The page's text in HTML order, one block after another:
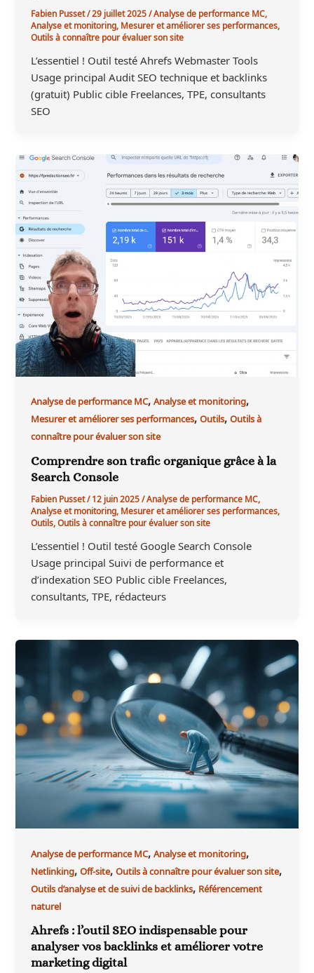
Fabien Pusset/29 juillet 2025/Analyse de performance MC,
Analyse et monitoring,Mesurer et améliorer ses performances,
Outils à connaître pour évaluer son site
L’essentiel ! Outil testé Ahrefs Webmaster Tools
Usage principal Audit SEO technique et backlinks
(gratuit) Public cible Freelances, TPE, consultants
SEO
Analyse de performance MC,Analyse et monitoring,
Mesurer et améliorer ses performances,Outils,Outils à
connaître pour évaluer son site
Comprendre son trafic organique grâce à la
Search Console
Fabien Pusset/12 juin 2025/Analyse de performance MC,
Analyse et monitoring,Mesurer et améliorer ses performances,
Outils,Outils à connaître pour évaluer son site
L’essentiel ! Outil testé Google Search Console
Usage principal Suivi de performance et
d’indexation SEO Public cible Freelances,
consultants, TPE, rédacteurs
Analyse de performance MC,Analyse et monitoring,
Netlinking,Off-site,Outils à connaître pour évaluer son site,
Outils d’analyse et de suivi de backlinks, Référencement
naturel
Ahrefs : l’outil SEO indispensable pour
analyser vos backlinks et améliorer votre
marketing digital